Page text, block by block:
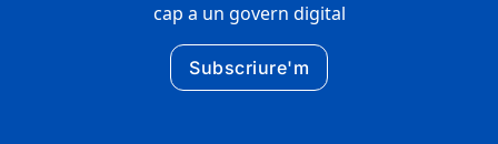
cap a un govern digital
Subscriure'm